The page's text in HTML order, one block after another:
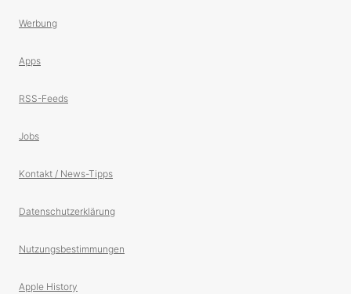
Werbung
Apps
RSS-Feeds
Jobs
Kontakt / News-Tipps
Datenschutzerklärung
Nutzungsbestimmungen
Apple History